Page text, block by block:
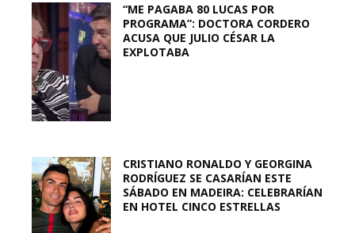
“ME PAGABA 80 LUCAS POR
PROGRAMA”: DOCTORA CORDERO
ACUSA QUE JULIO CÉSAR LA
EXPLOTABA
CRISTIANO RONALDO Y GEORGINA
RODRÍGUEZ SE CASARÍAN ESTE
SÁBADO EN MADEIRA: CELEBRARÍAN
EN HOTEL CINCO ESTRELLAS